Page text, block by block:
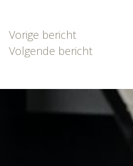
Bericht
navigatie
Vorige bericht
Volgende bericht